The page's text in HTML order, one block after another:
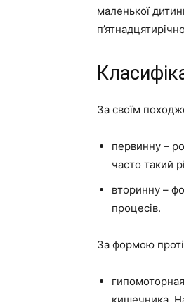
маленької
За своїм
первинну –
часто такий
вторинну –
процесів.
За формою